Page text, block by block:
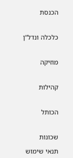
הכנסת
כלכלה ונדל"ן
מוזיקה
קהילות
הכותל
שכונות
תנאי שימוש